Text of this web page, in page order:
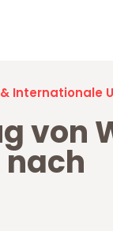
Internationale
von
nach